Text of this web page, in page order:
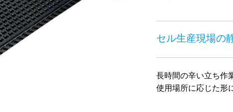
セル生産現場の
長時間の辛い立ち作
使用場所に応じた形